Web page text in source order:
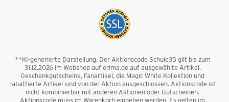
**KI-generierte Darstellung. Der Aktionscode Schule35 gilt bis zum
31.12.2026 im Webshop auf erima.de auf ausgewählte Artikel.
Geschenkgutscheine, Fanartikel, die Magic White Kollektion und
rabattierte Artikel sind von der Aktion ausgeschlossen. Aktionscode ist
nicht kombinierbar mit anderen Aktionen oder Gutscheinen.
Aktionscode muss im Warenkorb eingeben werden. Es gelten im